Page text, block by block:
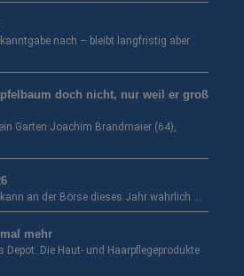
nach – bleibt langfristig aber
doch nicht, nur weil er groß
Garten Joachim Brandmaier (64),
an der Börse dieses Jahr wahrlich …
mehr
Die Haut- und Haarpflegeprodukte